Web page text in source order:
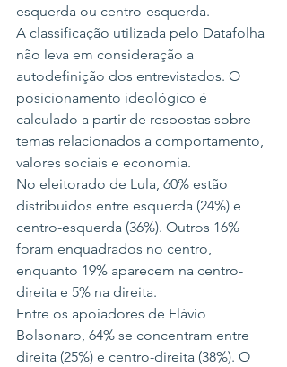
esquerda ou centro-esquerda.
A classificação utilizada pelo Datafolha
não leva em consideração a
autodefinição dos entrevistados. O
posicionamento ideológico é
calculado a partir de respostas sobre
temas relacionados a comportamento,
valores sociais e economia.
No eleitorado de Lula, 60% estão
distribuídos entre esquerda (24%) e
centro-esquerda (36%). Outros 16%
foram enquadrados no centro,
enquanto 19% aparecem na centro-
direita e 5% na direita.
Entre os apoiadores de Flávio
Bolsonaro, 64% se concentram entre
direita (25%) e centro-direita (38%). O